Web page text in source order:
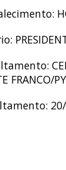
FRANCO/PY